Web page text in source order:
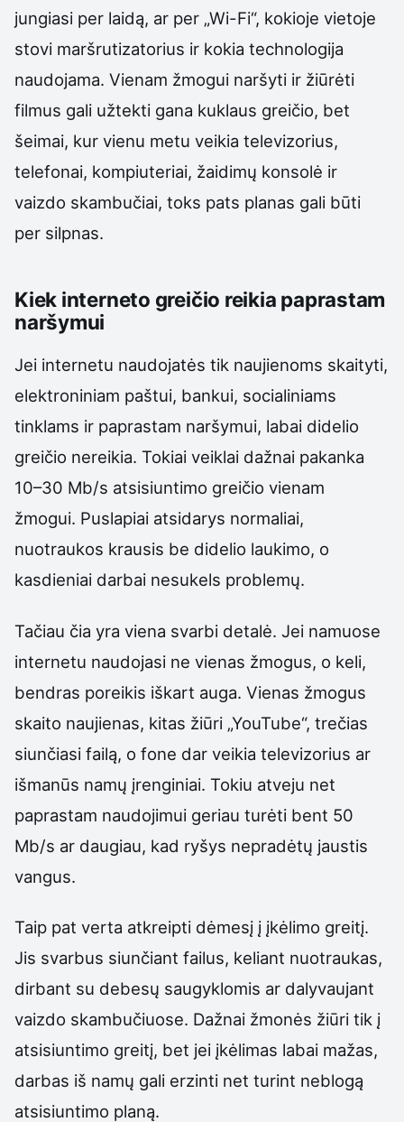
jungiasi per laidą, ar per „Wi-Fi“, kokioje vietoje
stovi maršrutizatorius ir kokia technologija
naudojama. Vienam žmogui naršyti ir žiūrėti
filmus gali užtekti gana kuklaus greičio, bet
šeimai, kur vienu metu veikia televizorius,
telefonai, kompiuteriai, žaidimų konsolė ir
vaizdo skambučiai, toks pats planas gali būti
per silpnas.
Kiek interneto greičio reikia paprastam
naršymui
Jei internetu naudojatės tik naujienoms skaityti,
elektroniniam paštui, bankui, socialiniams
tinklams ir paprastam naršymui, labai didelio
greičio nereikia. Tokiai veiklai dažnai pakanka
10–30 Mb/s atsisiuntimo greičio vienam
žmogui. Puslapiai atsidarys normaliai,
nuotraukos krausis be didelio laukimo, o
kasdieniai darbai nesukels problemų.
Tačiau čia yra viena svarbi detalė. Jei namuose
internetu naudojasi ne vienas žmogus, o keli,
bendras poreikis iškart auga. Vienas žmogus
skaito naujienas, kitas žiūri „YouTube“, trečias
siunčiasi failą, o fone dar veikia televizorius ar
išmanūs namų įrenginiai. Tokiu atveju net
paprastam naudojimui geriau turėti bent 50
Mb/s ar daugiau, kad ryšys nepradėtų jaustis
vangus.
Taip pat verta atkreipti dėmesį į įkėlimo greitį.
Jis svarbus siunčiant failus, keliant nuotraukas,
dirbant su debesų saugyklomis ar dalyvaujant
vaizdo skambučiuose. Dažnai žmonės žiūri tik į
atsisiuntimo greitį, bet jei įkėlimas labai mažas,
darbas iš namų gali erzinti net turint neblogą
atsisiuntimo planą.